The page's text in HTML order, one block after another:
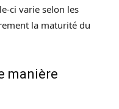
ci varie selon les
la maturité du
manière